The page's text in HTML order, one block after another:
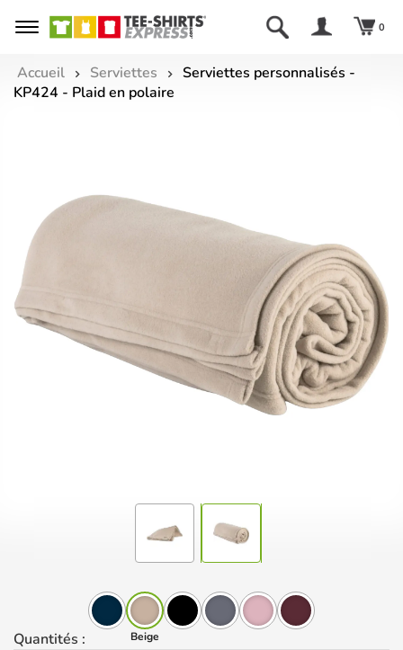
0
Accueil Serviettes
Serviettes personnalisés -
KP424 - Plaid en polaire
Beige
Quantités :